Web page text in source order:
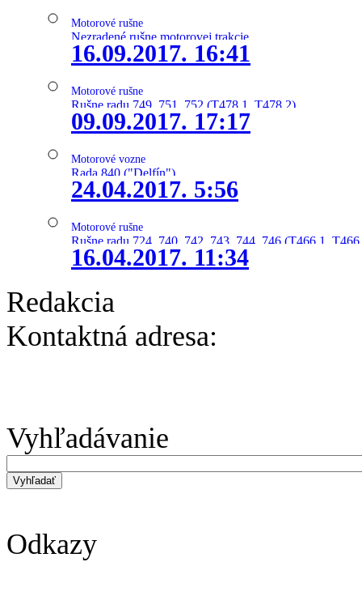
Motorové rušne
Nezradené rušne motorovej trakcie
16.09.2017. 16:41
Motorové rušne
Rušne radu 749, 751, 752 (T478.1, T478.2)
09.09.2017. 17:17
Motorové vozne
Rada 840 ("Delfín")
24.04.2017. 5:56
Motorové rušne
Rušne radu 724, 740, 742, 743, 744, 746 (T466.1,
16.04.2017. 11:34
Redakcia
Kontaktná adresa:
Vyhľadávanie
Odkazy